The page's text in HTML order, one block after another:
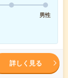
男性
詳しく見る